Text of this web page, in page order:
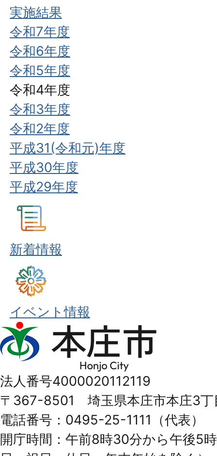
実施結果
令和7年度
令和6年度
令和5年度
令和4年度
令和3年度
令和2年度
平成31(令和元)年度
平成30年度
平成29年度
新着情報
イベント情報
本
庄
Honjo
City
法人番号4000020112119
〒367-8501 埼玉県本庄市本庄3丁
電話番号：0495-25-1111（代表）
開庁時間：午前8時30分から午後5